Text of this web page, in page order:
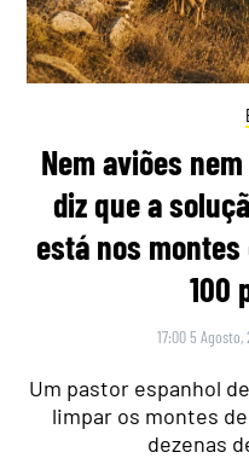
Nem aviões
diz que a
está nos
100
17:00 5 Agosto,
Um pastor espanhol
limpar os montes
dezenas